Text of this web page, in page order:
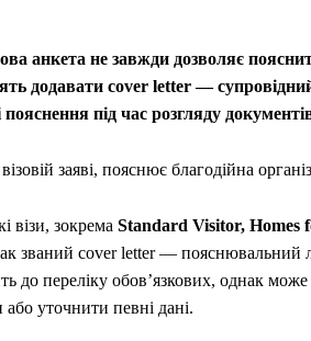
анкета не завжди дозволяє
додавати cover letter —
під час розгляду
заяві, пояснює благодійна
візи, зокрема Standard Visitor, Homes
званий cover letter — пояснювальний
до переліку обов’язкових, однак
уточнити певні дані.